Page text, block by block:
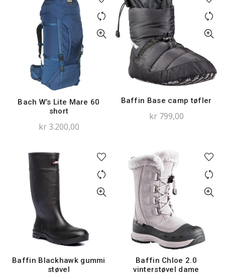
Bach W’s Lite Mare 60
short
kr3.200,00
Baffin Base camp tøfler
kr799,00
Baffin Blackhawk gummi
støvel
Baffin Chloe 2.0
vinterstøvel dame